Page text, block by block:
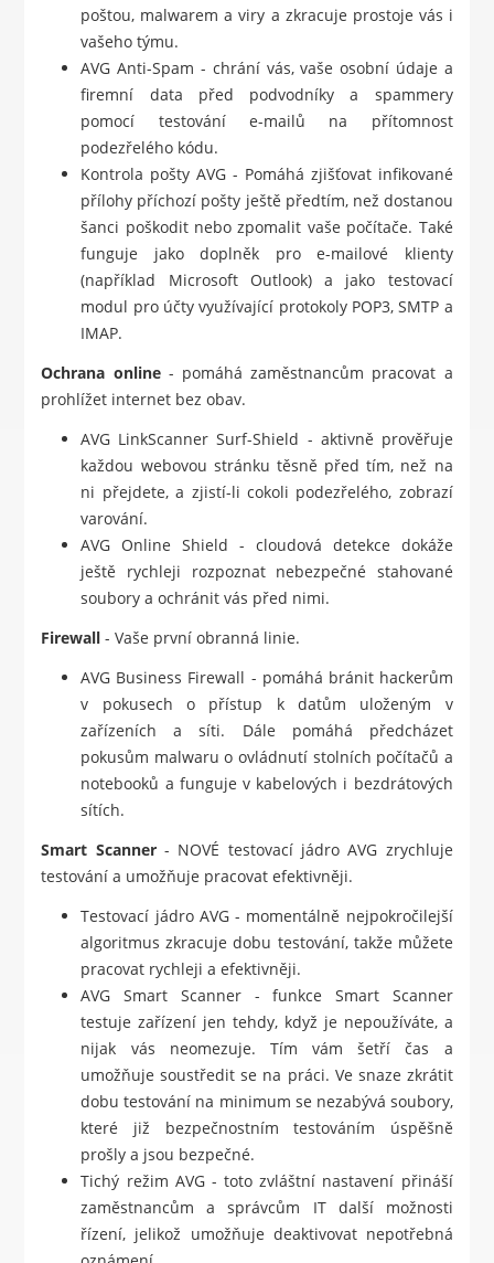
poštou, malwarem a viry a zkracuje prostoje vás i
vašeho týmu.
AVG Anti-Spam - chrání vás, vaše osobní údaje a
firemní data před podvodníky a spammery
pomocí testování e-mailů na přítomnost
podezřelého kódu.
Kontrola pošty AVG - Pomáhá zjišťovat infikované
přílohy příchozí pošty ještě předtím, než dostanou
šanci poškodit nebo zpomalit vaše počítače. Také
funguje jako doplněk pro e-mailové klienty
(například Microsoft Outlook) a jako testovací
modul pro účty využívající protokoly POP3, SMTP a
IMAP.
Ochrana online- pomáhá zaměstnancům pracovat a
prohlížet internet bez obav.
AVG LinkScanner Surf-Shield - aktivně prověřuje
každou webovou stránku těsně před tím, než na
ni přejdete, a zjistí-li cokoli podezřelého, zobrazí
varování.
AVG Online Shield - cloudová detekce dokáže
ještě rychleji rozpoznat nebezpečné stahované
soubory a ochránit vás před nimi.
Firewall - Vaše první obranná linie.
AVG Business Firewall - pomáhá bránit hackerům
v pokusech o přístup k datům uloženým v
zařízeních a síti. Dále pomáhá předcházet
pokusům malwaru o ovládnutí stolních počítačů a
notebooků a funguje v kabelových i bezdrátových
sítích.
Smart Scanner- NOVÉ testovací jádro AVG zrychluje
testování a umožňuje pracovat efektivněji.
Testovací jádro AVG - momentálně nejpokročilejší
algoritmus zkracuje dobu testování, takže můžete
pracovat rychleji a efektivněji.
AVG Smart Scanner - funkce Smart Scanner
testuje zařízení jen tehdy, když je nepoužíváte, a
nijak vás neomezuje. Tím vám šetří čas a
umožňuje soustředit se na práci. Ve snaze zkrátit
dobu testování na minimum se nezabývá soubory,
které již bezpečnostním testováním úspěšně
prošly a jsou bezpečné.
Tichý režim AVG - toto zvláštní nastavení přináší
zaměstnancům a správcům IT další možnosti
řízení, jelikož umožňuje deaktivovat nepotřebná